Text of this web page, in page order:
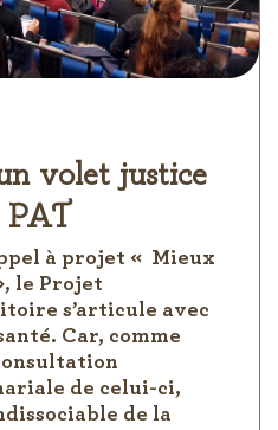
volet justice
PAT
à projet « Mieux
le Projet
s’articule avec
Car, comme
de celui-ci,
de la